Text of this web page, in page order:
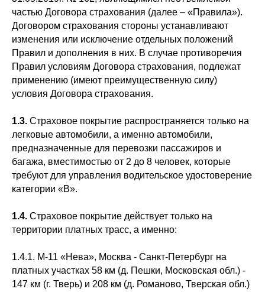
частью Договора страхования (далее – «Правила»).
Договором страхования стороны устанавливают
изменения или исключение отдельных положений
Правил и дополнения в них. В случае противоречия
Правил условиям Договора страхования, подлежат
применению (имеют преимущественную силу)
условия Договора страхования.
1.3. Страховое покрытие распространяется только на
легковые автомобили, а именно автомобили,
предназначенные для перевозки пассажиров и
багажа, вместимостью от 2 до 8 человек, которые
требуют для управления водительское удостоверение
категории «B».
1.4. Страховое покрытие действует только на
территории платных трасс, а именно:
1.4.1. М-11 «Нева», Москва - Санкт-Петербург на
платных участках 58 км (д. Пешки, Московская обл.) -
147 км (г. Тверь) и 208 км (д. Романово, Тверская обл.)